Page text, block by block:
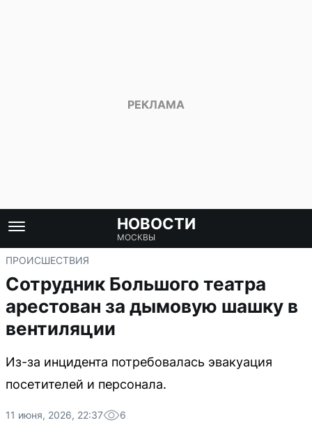
НОВОСТИ
МОСКВЫ
ПРОИСШЕСТВИЯ
Сотрудник Большого театра
арестован за дымовую шашку в
вентиляции
Из-за инцидента потребовалась эвакуация
посетителей и персонала.
11 июня, 2026, 22:37 6